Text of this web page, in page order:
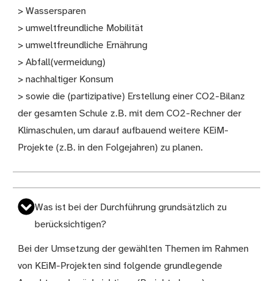
> Wassersparen
> umweltfreundliche Mobilität
> umweltfreundliche Ernährung
> Abfall(vermeidung)
> nachhaltiger Konsum
> sowie die (partizipative) Erstellung einer CO2-Bilanz
der gesamten Schule z.B. mit dem CO2-Rechner der
Klimaschulen, um darauf aufbauend weitere KEiM-
Projekte (z.B. in den Folgejahren) zu planen.
Was ist bei der Durchführung grundsätzlich zu
berücksichtigen?
Bei der Umsetzung der gewählten Themen im Rahmen
von KEiM-Projekten sind folgende grundlegende